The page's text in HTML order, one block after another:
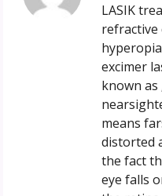
LASIK
refractive
excimer
known as
means
distorted
the fact
eye falls